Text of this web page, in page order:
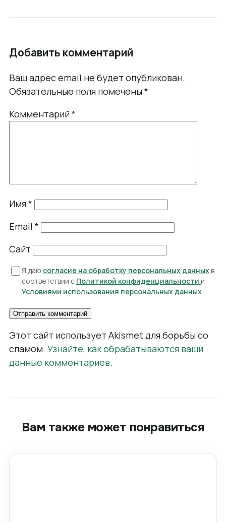
Добавить комментарий
Ваш адрес email не будет опубликован.
Обязательные поля помечены*
Комментарий*
Имя*
Email *
Сайт
Я даю согласие на обработку персональных данных в
соответствии с Политикой конфиденциальности и
Условиями использования персональных данных .
Этот сайт использует Akismet для борьбы со
спамом. Узнайте, как обрабатываются ваши
данные комментариев.
Вам также может понравиться